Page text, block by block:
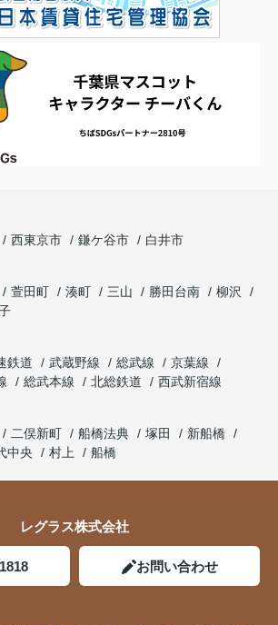
西東京市 鎌ケ谷市
白井市
萱田町 湊町 三山 勝田台南
柳沢
鉄道 武蔵野線 総武線
京葉線
総武本線 北総鉄道
西武新宿線
二俣新町 船橋法典 塚田
新船橋
中央 村上 船橋
レグラス株式会社
お問い合わせ